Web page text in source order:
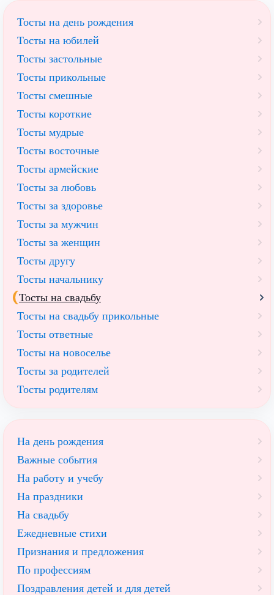
Тосты на день рождения
Тосты на юбилей
Тосты застольные
Тосты прикольные
Тосты смешные
Тосты короткие
Тосты мудрые
Тосты восточные
Тосты армейские
Тосты за любовь
Тосты за здоровье
Тосты за мужчин
Тосты за женщин
Тосты другу
Тосты начальнику
Тосты на свадьбу
Тосты на свадьбу прикольные
Тосты ответные
Тосты на новоселье
Тосты за родителей
Тосты родителям
На день рождения
Важные события
На работу и учебу
На праздники
На свадьбу
Ежедневные стихи
Признания и предложения
По профессиям
Поздравления детей и для детей